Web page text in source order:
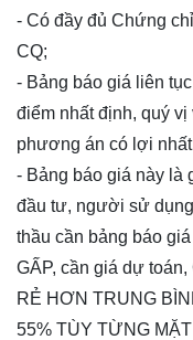
- Có đầy đủ Chứng
CQ;
- Bảng báo giá liên
điểm nhất định, quý vị
phương án có lợi
- Bảng báo giá này là
đầu tư, người sử
thầu cần bảng báo
GẤP, cần giá dự
RẺ HƠN TRUNG
55% TÙY TỪNG